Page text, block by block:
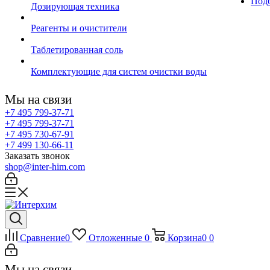
Дозирующая техника
Реагенты и очистители
Таблетированная соль
Комплектующие для систем очистки воды
Мы на связи
+7 495 799-37-71
+7 495 799-37-71
+7 495 730-67-91
+7 499 130-66-11
Заказать звонок
shop@inter-him.com
Сравнение0 Отложенные 0 Корзина0 0